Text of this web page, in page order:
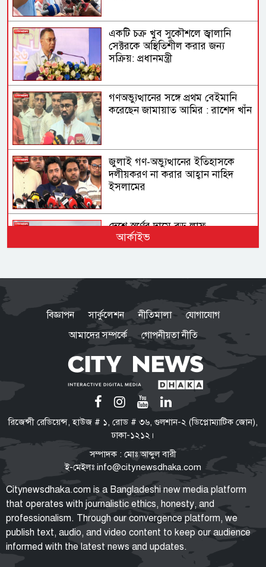
একটি চক্র খুব সুকৌশলে জ্বালানি
সেক্টরকে অস্থিতিশীল করার জন্য
সক্রিয়: প্রধানমন্ত্রী
গণঅভ্যুত্থানের সঙ্গে প্রথম বেইমানি
করেছেন জামায়াত আমির : রাশেদ খাঁন
জুলাই গণ-অভ্যুত্থানের ইতিহাসকে
দলীয়করণ না করার আহ্বান নাহিদ
ইসলামের
দেশে স্বর্ণের দামে বড় লাফ
ভারতে যেভাবে দিন কাটাচ্ছেন পলাতক
আ.লীগ নেতারা
ড্যাবের প্রতিষ্ঠাবার্ষিকীতে প্রধানমন্ত্রী
তারেক রহমান
মুক্তিযুদ্ধ ছিলো জনতার, কোনো
রাজনৈতিক দলের নয়: ভারপ্রাপ্ত
রাষ্ট্রপতি
শেখ হাসিনা ডিসেম্বরে আসুক, আমিও
আর্কাইভ
বিজ্ঞাপন সার্কুলেশন নীতিমালা
যোগাযোগ
আমাদের সম্পর্কে
গোপনীয়তা নীতি
রিজেন্সী রেডিয়েন্স, হাউজ # ১, রোড # ৩৬, গুলশান-২ (ডিপ্লোম্যাটিক জোন),
ঢাকা-১২১২।
সম্পাদক : মোঃ আব্দুল বারী
ই-মেইলঃ info@citynewsdhaka.com
Citynewsdhaka.com is a Bangladeshi new media platform
that operates with journalistic ethics, honesty, and
professionalism. Through our convergence platform, we
publish text, audio, and video content to keep our audience
informed with the latest news and updates.